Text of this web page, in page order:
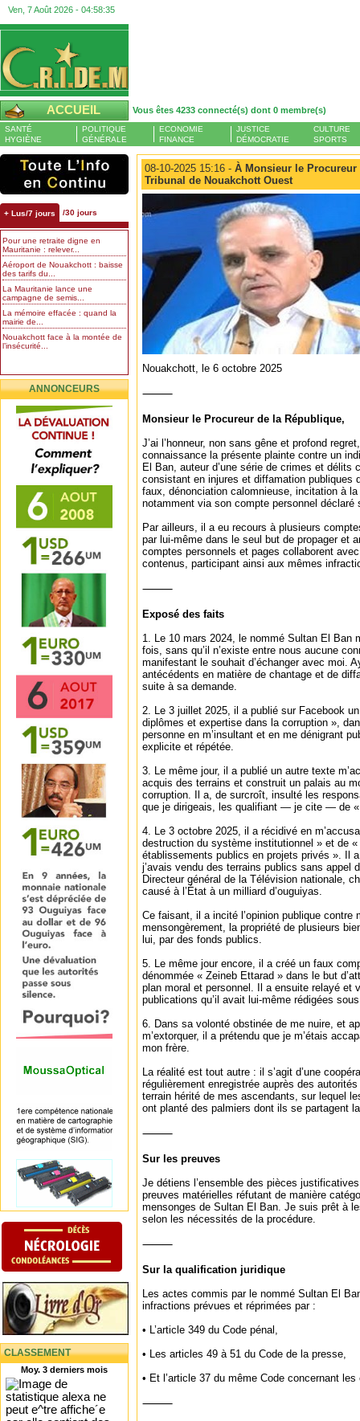
Ven, 7 Août 2026 - 04:58:36
ACCUEIL Vous êtes 4233 connecté(s) dont 0 membre(s)
SANTÉ
HYGIÈNE
POLITIQUE
GÉNÉRALE
ECONOMIE
FINANCE
JUSTICE
DÉMOCRATIE
CULTURE
SPORTS
+ Lus/7 jours /30 jours
Pour une retraite digne en
Mauritanie : relever...
Aéroport de Nouakchott : baisse
des tarifs du...
La Mauritanie lance une
campagne de semis...
La mémoire effacée : quand la
mairie de...
Nouakchott face à la montée de
l’insécurité...
ANNONCEURS
CLASSEMENT
Moy. 3 derniers mois
08-10-2025 15:16 - À Monsieur le
Tribunal de Nouakchott Ouest
Nouakchott, le 6 octobre 2025
⸻
Monsieur le Procureur de la République,
J’ai l’honneur, non sans gêne et profond
connaissance la présente plainte contre un
El Ban, auteur d’une série de crimes et délits
consistant en injures et diffamation publiques
faux, dénonciation calomnieuse, incitation à
notamment via son compte personnel déclaré
Par ailleurs, il a eu recours à plusieurs
par lui-même dans le seul but de propager et
comptes personnels et pages collaborent
contenus, participant ainsi aux mêmes
⸻
Exposé des faits
1. Le 10 mars 2024, le nommé Sultan El Ban
fois, sans qu’il n’existe entre nous aucune
manifestant le souhait d’échanger avec moi.
antécédents en matière de chantage et de
suite à sa demande.
2. Le 3 juillet 2025, il a publié sur Facebook
diplômes et expertise dans la corruption »,
personne en m’insultant et en me dénigrant
explicite et répétée.
3. Le même jour, il a publié un autre texte
acquis des terrains et construit un palais au
corruption. Il a, de surcroît, insulté les
que je dirigeais, les qualifiant — je cite — de
4. Le 3 octobre 2025, il a récidivé en
destruction du système institutionnel » et de
établissements publics en projets privés ». Il
j’avais vendu des terrains publics sans appel
Directeur général de la Télévision nationale,
causé à l’État à un milliard d’ouguiyas.
Ce faisant, il a incité l’opinion publique contre
mensongèrement, la propriété de plusieurs
lui, par des fonds publics.
5. Le même jour encore, il a créé un faux
dénommée « Zeineb Ettarad » dans le but
plan moral et personnel. Il a ensuite relayé et
publications qu’il avait lui-même rédigées
6. Dans sa volonté obstinée de me nuire, et
m’extorquer, il a prétendu que je m’étais
mon frère.
La réalité est tout autre : il s’agit d’une
régulièrement enregistrée auprès des
terrain hérité de mes ascendants, sur lequel
ont planté des palmiers dont ils se partagent
⸻
Sur les preuves
Je détiens l’ensemble des pièces
preuves matérielles réfutant de manière
mensonges de Sultan El Ban. Je suis prêt à
selon les nécessités de la procédure.
⸻
Sur la qualification juridique
Les actes commis par le nommé Sultan El
infractions prévues et réprimées par :
• L’article 349 du Code pénal,
• Les articles 49 à 51 du Code de la presse,
• Et l’article 37 du même Code concernant
⸻